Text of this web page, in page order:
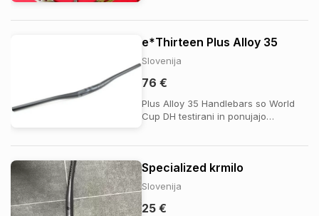
e*Thirteen Plus Alloy 35
Slovenija
76 €
Plus Alloy 35 Handlebars so World
Cup DH testirani in ponujajo
tiple butted konstrukcijo in precizno
profili, zagotav...
Specialized krmilo
Slovenija
25 €